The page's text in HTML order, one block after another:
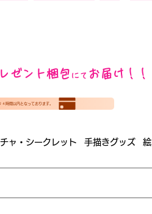
ゼント梱包 にて お届け！！
時間以内となっております。
ャ・シークレット 手描きグッズ